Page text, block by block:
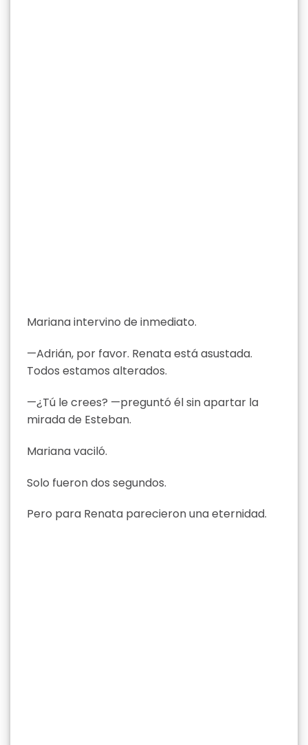
Mariana intervino de inmediato.
—Adrián, por favor. Renata está asustada.
Todos estamos alterados.
—¿Tú le crees? —preguntó él sin apartar la
mirada de Esteban.
Mariana vaciló.
Solo fueron dos segundos.
Pero para Renata parecieron una eternidad.